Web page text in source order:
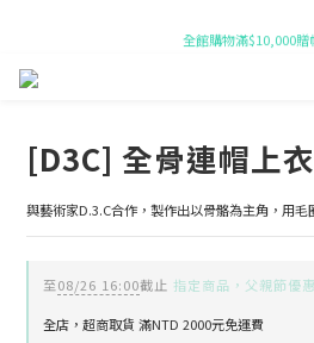
[D3C] 全骨連帽上
與藝術家D.3.C合作，製作出以骨骼為主角，用毛
至08/26 16:00截止 指定商品，父親節優
全店，超商取貨 滿NTD 2000元免運費